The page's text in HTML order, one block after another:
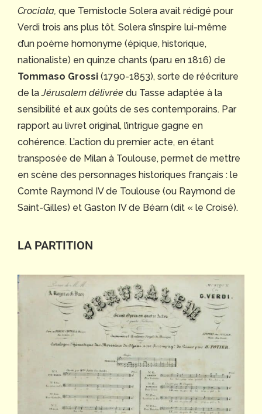
Crociata, que Temistocle Solera avait rédigé pour
Verdi trois ans plus tôt. Solera s’inspire lui-même
d’un poème homonyme (épique, historique,
nationaliste) en quinze chants (paru en 1816) de
Tommaso Grossi (1790-1853), sorte de réécriture
de laJérusalem délivrée du Tasse adaptée à la
sensibilité et aux goûts de ses contemporains. Par
rapport au livret original, l’intrigue gagne en
cohérence. L’action du premier acte, en étant
transposée de Milan à Toulouse, permet de mettre
en scène des personnages historiques français : le
Comte Raymond IV de Toulouse (ou Raymond de
Saint-Gilles) et Gaston IV de Béarn (dit « le Croisé).
LA PARTITION